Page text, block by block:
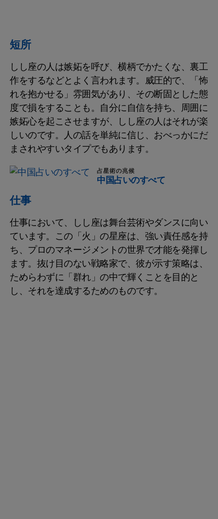
短所
しし座の人は嫉妬を呼び、横柄でかたくな、裏工
作をするなどとよく言われます。威圧的で、「怖
れを抱かせる」雰囲気があり、その断固とした態
度で損をすることも。自分に自信を持ち、周囲に
嫉妬心を起こさせますが、しし座の人はそれが楽
しいのです。人の話を単純に信じ、おべっかにだ
まされやすいタイプでもあります。
占星術の兆候
中国占いのすべて
仕事
仕事において、しし座は舞台芸術やダンスに向い
ています。この「火」の星座は、強い責任感を持
ち、プロのマネージメントの世界で才能を発揮し
ます。抜け目のない戦略家で、彼が示す策略は、
ためらわずに「群れ」の中で輝くことを目的と
し、それを達成するためのものです。